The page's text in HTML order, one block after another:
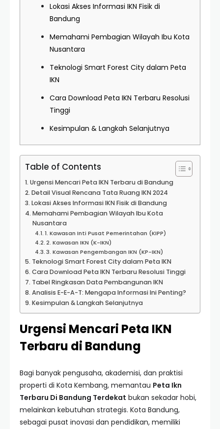
Lokasi Akses Informasi IKN Fisik di
Bandung
Memahami Pembagian Wilayah Ibu Kota
Nusantara
Teknologi Smart Forest City dalam Peta
IKN
Cara Download Peta IKN Terbaru Resolusi
Tinggi
Kesimpulan & Langkah Selanjutnya
Table of Contents
Urgensi Mencari Peta IKN Terbaru di Bandung
Detail Visual Rencana Tata Ruang IKN 2024
Lokasi Akses Informasi IKN Fisik di Bandung
Memahami Pembagian Wilayah Ibu Kota
Nusantara
1. Kawasan Inti Pusat Pemerintahan (KIPP)
2. Kawasan IKN (K-IKN)
3. Kawasan Pengembangan IKN (KP-IKN)
Teknologi Smart Forest City dalam Peta IKN
Cara Download Peta IKN Terbaru Resolusi Tinggi
Tabel Ringkasan Data Pembangunan IKN
Analisis E-E-A-T: Mengapa Informasi Ini Penting?
Kesimpulan & Langkah Selanjutnya
Urgensi Mencari Peta IKN
Terbaru di Bandung
Bagi banyak pengusaha, akademisi, dan praktisi
properti di Kota Kembang, memantau Peta Ikn
Terbaru Di Bandung Terdekat bukan sekadar hobi,
melainkan kebutuhan strategis. Kota Bandung,
sebagai pusat inovasi dan pendidikan, memiliki